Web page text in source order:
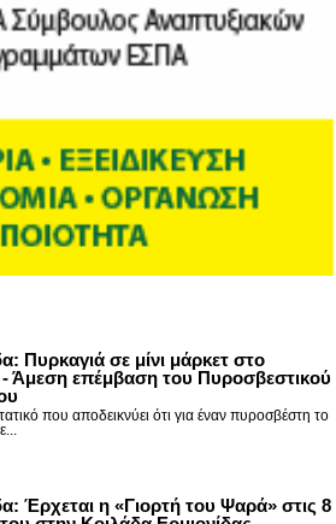
Πυρκαγιά σε μίνι μάρκετ στο
- Άμεση επέμβαση του Πυροσβεστικού
που αποδεικνύει ότι για έναν πυροσβέστη το
Έρχεται η «Γιορτή του Ψαρά» στις 8